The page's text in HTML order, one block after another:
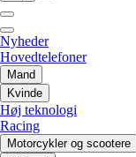
Nyheder
Hovedtelefoner
Mand
Kvinde
Høj teknologi
Racing
Motorcykler og scootere